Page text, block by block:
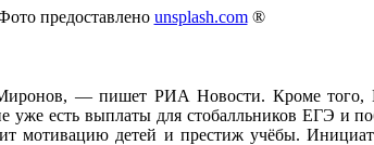
предоставлено unsplash.com®
— пишет РИА Новости. Кроме того,
есть выплаты для стобалльников ЕГЭ и
мотивацию детей и престиж учёбы.